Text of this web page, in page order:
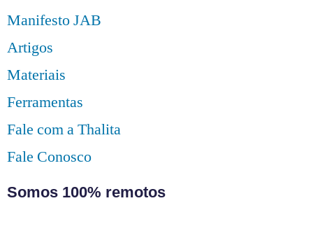
Manifesto JAB
Artigos
Materiais
Ferramentas
Fale com a Thalita
Fale Conosco
Somos 100% remotos